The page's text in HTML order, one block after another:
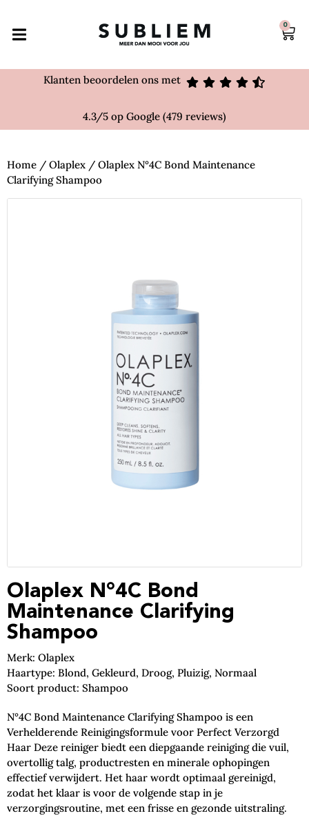
0
Klanten beoordelen ons met
4.3/5 op Google (479 reviews)
Home / Olaplex / Olaplex N°4C Bond Maintenance
Clarifying Shampoo
Olaplex N°4C Bond
Maintenance Clarifying
Shampoo
Merk: Olaplex
Haartype: Blond, Gekleurd, Droog, Pluizig, Normaal
Soort product: Shampoo
N°4C Bond Maintenance Clarifying Shampoo is een
Verhelderende Reinigingsformule voor Perfect Verzorgd
Haar Deze reiniger biedt een diepgaande reiniging die vuil,
overtollig talg, productresten en minerale ophopingen
effectief verwijdert. Het haar wordt optimaal gereinigd,
zodat het klaar is voor de volgende stap in je
verzorgingsroutine, met een frisse en gezonde uitstraling.